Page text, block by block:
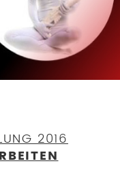
2016